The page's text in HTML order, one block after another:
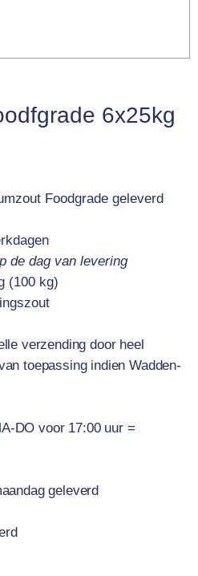
6x25kg
Foodgrade geleverd
de dag van levering
(100 kg)
verzending door heel
toepassing indien Wadden-
DO voor 17:00 uur =
geleverd